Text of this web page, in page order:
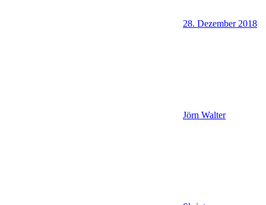
28. Dezember 2018
Jörn Walter